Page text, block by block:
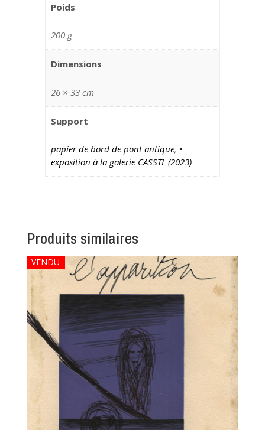
Poids
200 g
Dimensions
26 × 33 cm
Support
papier de bord de pont antique, •
exposition à la galerie CASSTL (2023)
Produits similaires
VENDU